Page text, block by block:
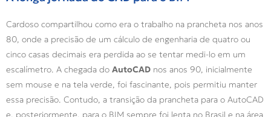
Cardoso compartilhou como era o trabalho na prancheta nos anos
80, onde a precisão de um cálculo de engenharia de quatro ou
cinco casas decimais era perdida ao se tentar medi-lo em um
escalímetro. A chegada do AutoCAD nos anos 90, inicialmente
sem mouse e na tela verde, foi fascinante, pois permitiu manter
essa precisão. Contudo, a transição da prancheta para o AutoCAD
e, posteriormente, para o BIM sempre foi lenta no Brasil e na área